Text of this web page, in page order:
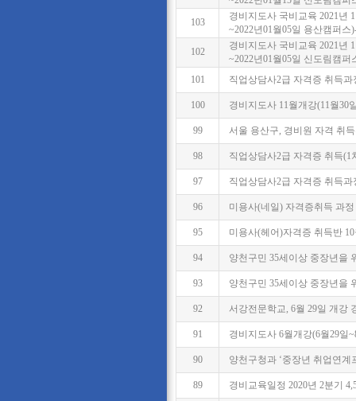
103
경비지도사 국비교육 2021년
~2022년01월05일 용산캠퍼스
102
경비지도사 국비교육 2021년
~2022년01월05일 신도림캠퍼
101
직업상담사2급 자격증 취득
100 경비지도사 11월개강(11월30
99 서울 용산구, 경비원 자격 취
98 직업상담사2급 자격증 취득
97 직업상담사2급 자격증 취득
96 미용사(네일) 자격증취득 과
95 미용사(헤어)자격증 취득반
94 양천구민 35세이상 중장년을
93 양천구민 35세이상 중장년을
92 서강전문학교, 6월 29일 개강
91 경비지도사 6월개강(6월29일
90 양천구청과 ‘중장년 취업연계
89 경비교육일정 2020년 2분기